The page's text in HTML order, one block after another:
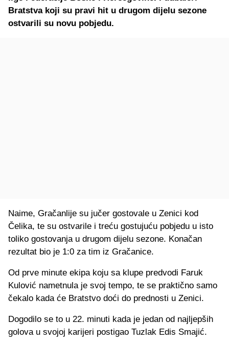
Bratstva koji su pravi hit u drugom dijelu sezone
ostvarili su novu pobjedu.
Naime, Gračanlije su jučer gostovale u Zenici kod
Čelika, te su ostvarile i treću gostujuću pobjedu u isto
toliko gostovanja u drugom dijelu sezone. Konačan
rezultat bio je 1:0 za tim iz Gračanice.
Od prve minute ekipa koju sa klupe predvodi Faruk
Kulović nametnula je svoj tempo, te se praktično samo
čekalo kada će Bratstvo doći do prednosti u Zenici.
Dogodilo se to u 22. minuti kada je jedan od najljepših
golova u svojoj karijeri postigao Tuzlak Edis Smajić.